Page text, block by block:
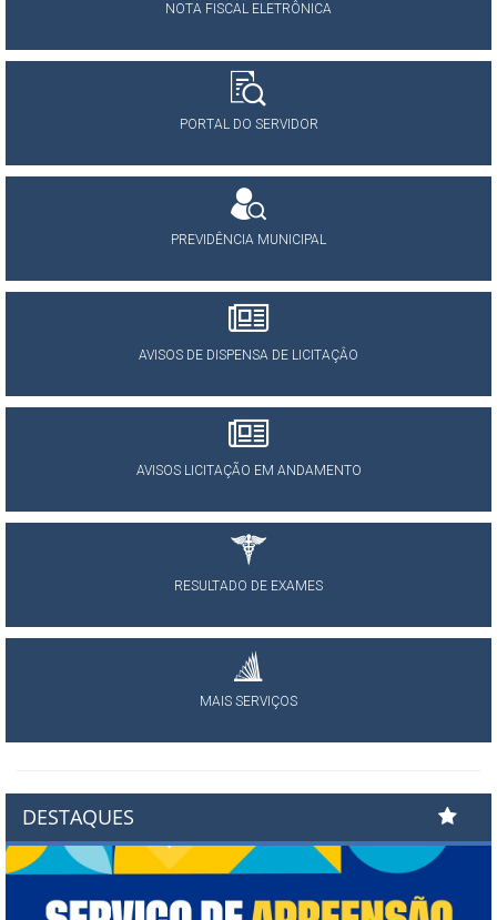
NOTA FISCAL ELETRÔNICA
PORTAL DO SERVIDOR
PREVIDÊNCIA MUNICIPAL
AVISOS DE DISPENSA DE LICITAÇÂO
AVISOS LICITAÇÃO EM ANDAMENTO
RESULTADO DE EXAMES
MAIS SERVIÇOS
DESTAQUES